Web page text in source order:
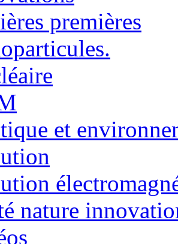
premières
et
nature